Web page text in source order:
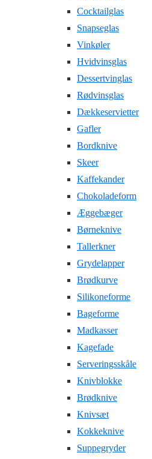
Cocktailglas
Snapseglas
Vinkøler
Hvidvinsglas
Dessertvinglas
Rødvinsglas
Dækkeservietter
Gafler
Bordknive
Skeer
Kaffekander
Chokoladeform
Æggebæger
Børneknive
Tallerkner
Grydelapper
Brødkurve
Silikoneforme
Bageforme
Madkasser
Kagefade
Serveringsskåle
Knivblokke
Brødknive
Knivsæt
Kokkeknive
Suppegryder